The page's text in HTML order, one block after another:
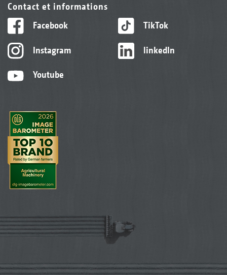
Contact et informations
Facebook
Instagram
Youtube
TikTok
linkedIn